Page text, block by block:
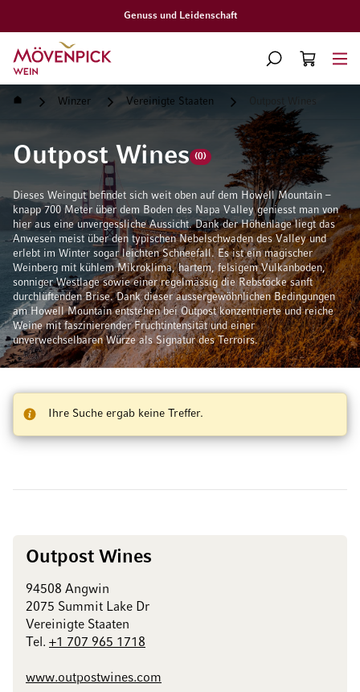
Genuss und Leidenschaft
Zur Startseite
SUCHE
WARENKORB
Startseite Winzer Vereinigte Staaten Outpost Wines
Outpost Wines (0)
Dieses Weingut befindet sich weit oben auf dem Howell Mountain –
knapp 700 Meter über dem Boden des Napa Valley geniesst man von
hier aus eine unvergessliche Aussicht. Dank der Höhenlage liegt das
Anwesen meist über den typischen Nebelschwaden des Valley und
erlebt im Winter sogar leichten Schneefall. Es ist ein magischer
Weinberg mit kühlem Mikroklima, hartem, felsigem Vulkanboden,
sonniger Westlage sowie einer regelmässig die Rebstöcke sanft
durchlüftenden Brise. Dank dieser aussergewöhnlichen Bedingungen
am Howell Mountain entstehen bei Outpost konzentrierte und reiche
Weine mit faszinierender Fruchtintensität und einer
unverwechselbaren Würze als Signatur des Terroirs.
Ihre Suche ergab keine Treffer.
Outpost Wines
94508 Angwin
2075 Summit Lake Dr
Vereinigte Staaten
Tel. +1 707 965 1718
www.outpostwines.com